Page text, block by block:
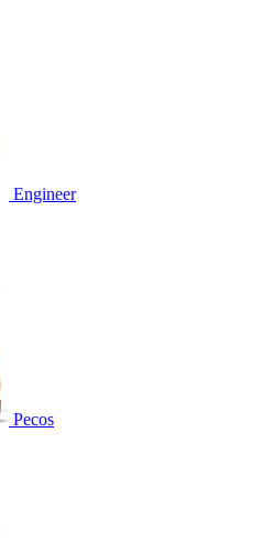
Engineer
Pecos